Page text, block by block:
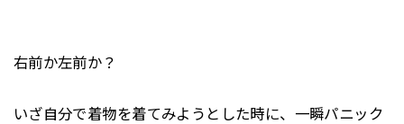
右前か左前か？
いざ自分で着物を着てみようとした時に、一瞬パニック